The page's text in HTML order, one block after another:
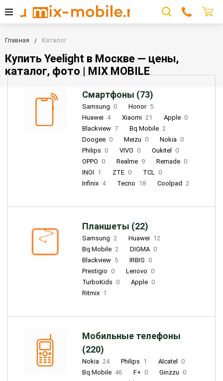
Главная Каталог
Купить Yeelight в Москве — цены,
каталог, фото | MIX MOBILE
Смартфоны (73)
Samsung 0 Honor 5
Huawei 4 Xiaomi 21 Apple 0
Blackview 7 Bq Mobile 2
Doogee 0 Meizu 0 Nokia 0
Philips 0 VIVO 0 Oukitel
0
OPPO 0 Realme 9 Remade 0
INOI 1 ZTE 0 TCL 0
Infinix 4 Tecno 18 Coolpad 2
Планшеты (22)
Samsung 2 Huawei 12
Bq Mobile 2 DIGMA 0
Blackview 5 IRBIS 0
Prestigio 0 Lenovo 0
TurboKids 0 Apple 0
Ritmix 1
Мобильные телефоны
(220)
Nokia 24 Philips 1 Alcatel
0
Bq Mobile 46 F+ 0 Ginzzu 0